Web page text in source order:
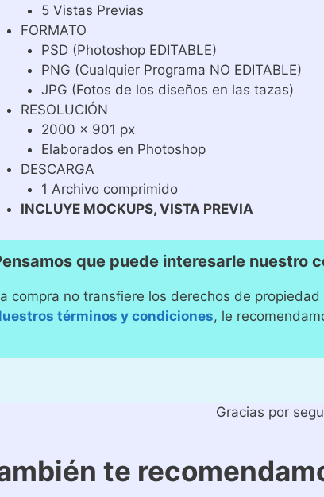
5 Vistas Previas
FORMATO
PSD (Photoshop EDITABLE)
PNG (Cualquier Programa NO EDITABLE)
JPG (Fotos de los diseños en las tazas)
RESOLUCIÓN
2000 x 901 px
Elaborados en Photoshop
DESCARGA
1 Archivo comprimido
INCLUYE MOCKUPS, VISTA PREVIA
que puede interesarle nuestro
compra no transfiere los derechos de
términos y condiciones, le
Gracias por
te